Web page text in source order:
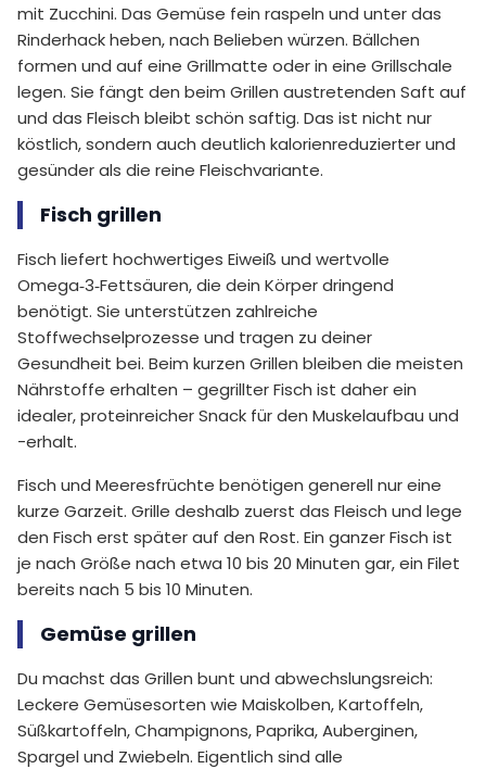
mit Zucchini. Das Gemüse fein raspeln und unter das
Rinderhack heben, nach Belieben würzen. Bällchen
formen und auf eine Grillmatte oder in eine Grillschale
legen. Sie fängt den beim Grillen austretenden Saft auf
und das Fleisch bleibt schön saftig. Das ist nicht nur
köstlich, sondern auch deutlich kalorienreduzierter und
gesünder als die reine Fleischvariante.
Fisch grillen
Fisch liefert hochwertiges Eiweiß und wertvolle
Omega‑3‑Fettsäuren, die dein Körper dringend
benötigt. Sie unterstützen zahlreiche
Stoffwechselprozesse und tragen zu deiner
Gesundheit bei. Beim kurzen Grillen bleiben die meisten
Nährstoffe erhalten – gegrillter Fisch ist daher ein
idealer, proteinreicher Snack für den Muskelaufbau und
-erhalt.
Fisch und Meeresfrüchte benötigen generell nur eine
kurze Garzeit. Grille deshalb zuerst das Fleisch und lege
den Fisch erst später auf den Rost. Ein ganzer Fisch ist
je nach Größe nach etwa 10 bis 20 Minuten gar, ein Filet
bereits nach 5 bis 10 Minuten.
Gemüse grillen
Du machst das Grillen bunt und abwechslungsreich:
Leckere Gemüsesorten wie Maiskolben, Kartoffeln,
Süßkartoffeln, Champignons, Paprika, Auberginen,
Spargel und Zwiebeln. Eigentlich sind alle